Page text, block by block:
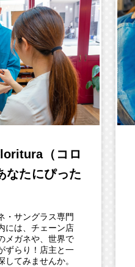
（コロ
なたにぴった
・サングラス専門
には、チェーン店
メガネや、世界で
ずらり！店主と一
てみませんか。